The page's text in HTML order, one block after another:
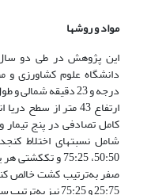
مواد و روش­ها
ارتفاع 43 متر از
کامل تصادفی در پنج تیمار
صفر به‌ترتیب کشت خالص